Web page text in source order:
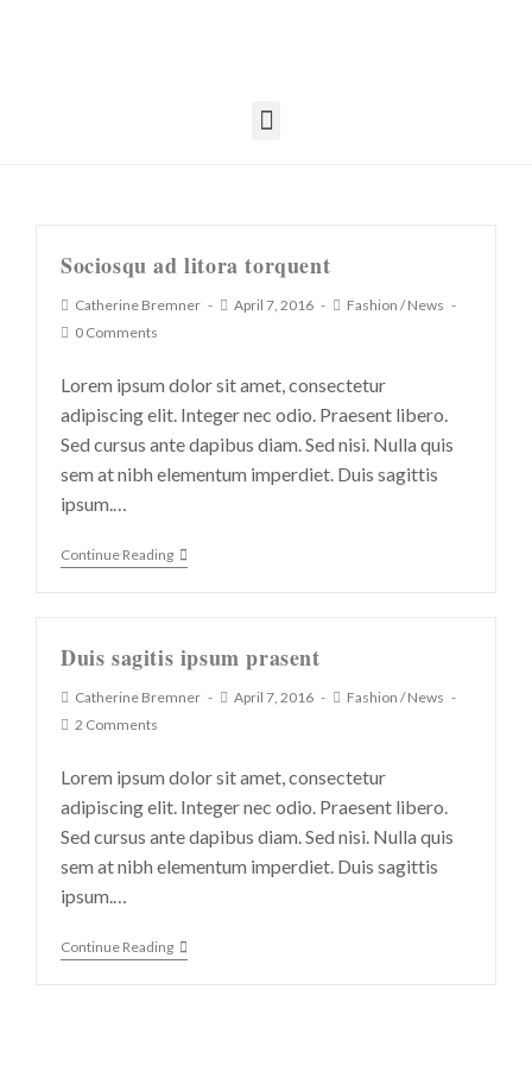
Sociosqu ad litora torquent
Catherine Bremner April 7, 2016 Fashion / News
0 Comments
Lorem ipsum dolor sit amet, consectetur
adipiscing elit. Integer nec odio. Praesent libero.
Sed cursus ante dapibus diam. Sed nisi. Nulla quis
sem at nibh elementum imperdiet. Duis sagittis
ipsum.…
Continue Reading
Duis sagitis ipsum prasent
Catherine Bremner April 7, 2016 Fashion / News
2 Comments
Lorem ipsum dolor sit amet, consectetur
adipiscing elit. Integer nec odio. Praesent libero.
Sed cursus ante dapibus diam. Sed nisi. Nulla quis
sem at nibh elementum imperdiet. Duis sagittis
ipsum.…
Continue Reading